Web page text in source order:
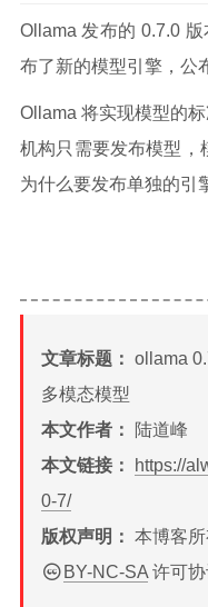
Ollama 发布的 0.7.0
布了新的模型引擎，公
Ollama 将实现模型的
机构只需要发布模型，
为什么要发布单独的引
文章标题： ollama
多模态模型
本文作者：
陆道峰
本文链接：
https://
0-7/
版权声明： 本博客
BY-NC-SA 许可协